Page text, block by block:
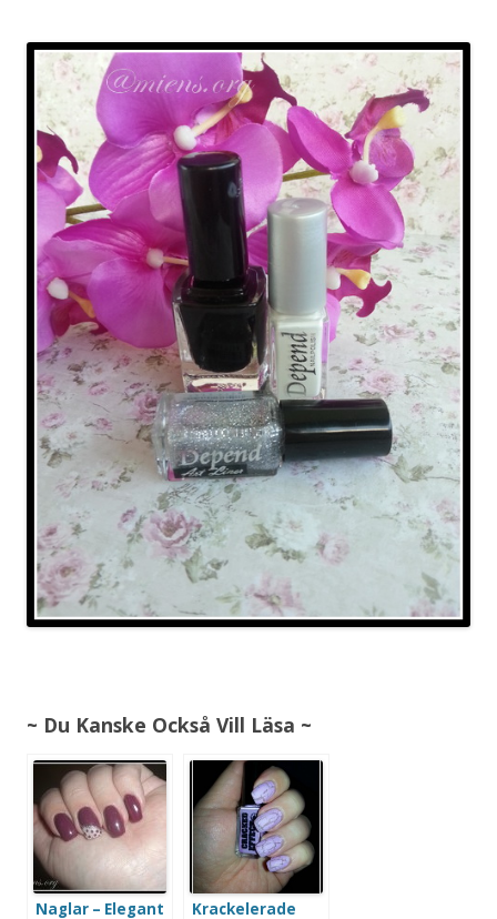
~ Du Kanske Också Vill Läsa ~
Naglar – Elegant
Krackelerade